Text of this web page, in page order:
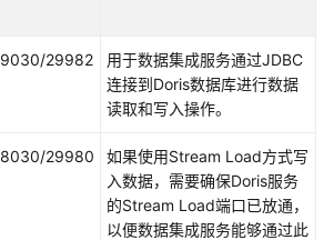
9030/29982
用于数据集成服务通过JDBC
连接到Doris数据库进行数据
读取和写入操作。
8030/29980
如果使用Stream Load方式写
入数据，需要确保Doris服务
的Stream Load端口已放通，
以便数据集成服务能够通过此